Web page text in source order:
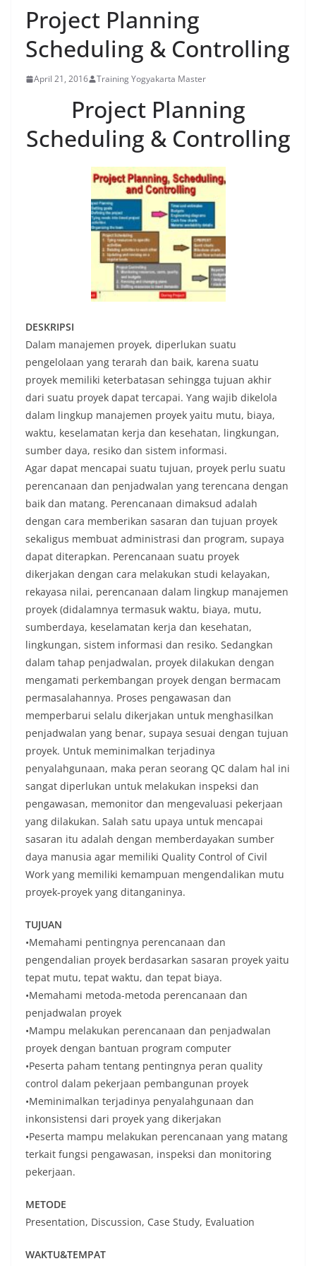
Project Planning
Scheduling & Controlling
April 21, 2016 Training Yogyakarta Master
Project Planning
Scheduling & Controlling
DESKRIPSI
Dalam manajemen proyek, diperlukan suatu
pengelolaan yang terarah dan baik, karena suatu
proyek memiliki keterbatasan sehingga tujuan akhir
dari suatu proyek dapat tercapai. Yang wajib dikelola
dalam lingkup manajemen proyek yaitu mutu, biaya,
waktu, keselamatan kerja dan kesehatan, lingkungan,
sumber daya, resiko dan sistem informasi.
Agar dapat mencapai suatu tujuan, proyek perlu suatu
perencanaan dan penjadwalan yang terencana dengan
baik dan matang. Perencanaan dimaksud adalah
dengan cara memberikan sasaran dan tujuan proyek
sekaligus membuat administrasi dan program, supaya
dapat diterapkan. Perencanaan suatu proyek
dikerjakan dengan cara melakukan studi kelayakan,
rekayasa nilai, perencanaan dalam lingkup manajemen
proyek (didalamnya termasuk waktu, biaya, mutu,
sumberdaya, keselamatan kerja dan kesehatan,
lingkungan, sistem informasi dan resiko. Sedangkan
dalam tahap penjadwalan, proyek dilakukan dengan
mengamati perkembangan proyek dengan bermacam
permasalahannya. Proses pengawasan dan
memperbarui selalu dikerjakan untuk menghasilkan
penjadwalan yang benar, supaya sesuai dengan tujuan
proyek. Untuk meminimalkan terjadinya
penyalahgunaan, maka peran seorang QC dalam hal ini
sangat diperlukan untuk melakukan inspeksi dan
pengawasan, memonitor dan mengevaluasi pekerjaan
yang dilakukan. Salah satu upaya untuk mencapai
sasaran itu adalah dengan memberdayakan sumber
daya manusia agar memiliki Quality Control of Civil
Work yang memiliki kemampuan mengendalikan mutu
proyek-proyek yang ditanganinya.
TUJUAN
•Memahami pentingnya perencanaan dan
pengendalian proyek berdasarkan sasaran proyek yaitu
tepat mutu, tepat waktu, dan tepat biaya.
•Memahami metoda-metoda perencanaan dan
penjadwalan proyek
•Mampu melakukan perencanaan dan penjadwalan
proyek dengan bantuan program computer
•Peserta paham tentang pentingnya peran quality
control dalam pekerjaan pembangunan proyek
•Meminimalkan terjadinya penyalahgunaan dan
inkonsistensi dari proyek yang dikerjakan
•Peserta mampu melakukan perencanaan yang matang
terkait fungsi pengawasan, inspeksi dan monitoring
pekerjaan.
METODE
Presentation, Discussion, Case Study, Evaluation
WAKTU&TEMPAT